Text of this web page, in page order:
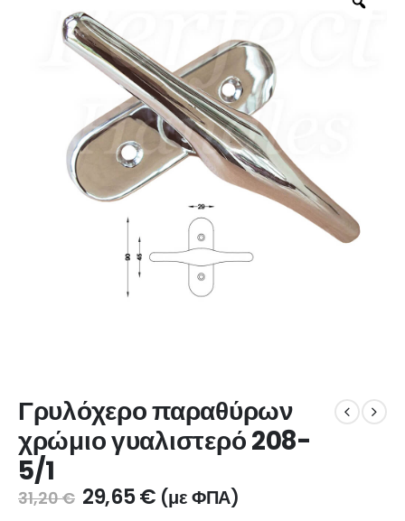
Γρυλόχερο παραθύρων
χρώμιο γυαλιστερό 208-
5/1
31,20€ 29,65€ (με ΦΠΑ)